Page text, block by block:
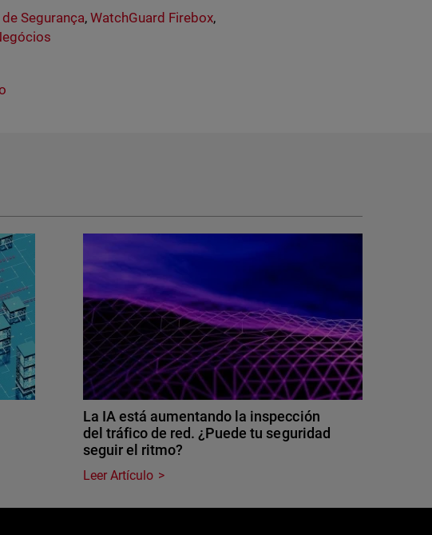
Segurança,WatchGuard Firebox,
La IA está aumentando la inspección
del tráfico de red. ¿Puede tu seguridad
seguir el ritmo?
Leer Artículo